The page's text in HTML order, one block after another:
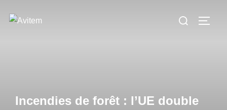
Incendies de forêt : l’UE double